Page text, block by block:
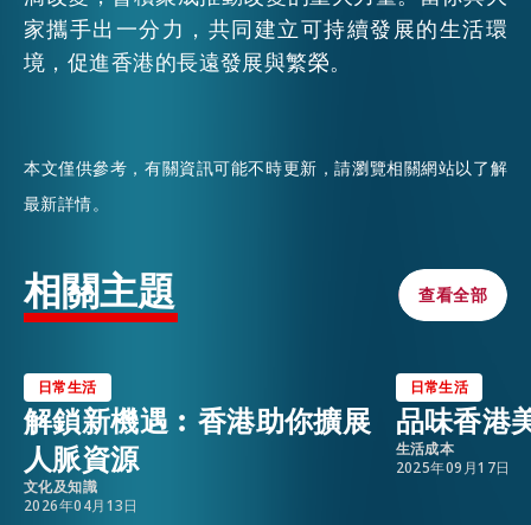
家攜手出一分力，共同建立可持續發展的生活環
境，促進香港的長遠發展與繁榮。
本文僅供參考，有關資訊可能不時更新，請瀏覽相關網站以了解
最新詳情。
相關主題 查看全部
查看全部
日常生活
解鎖新機遇︰香港助你擴展
人脈資源
文化及知識
2026年04月13日
日常生活
品味香港
生活成本
2025年09月17日